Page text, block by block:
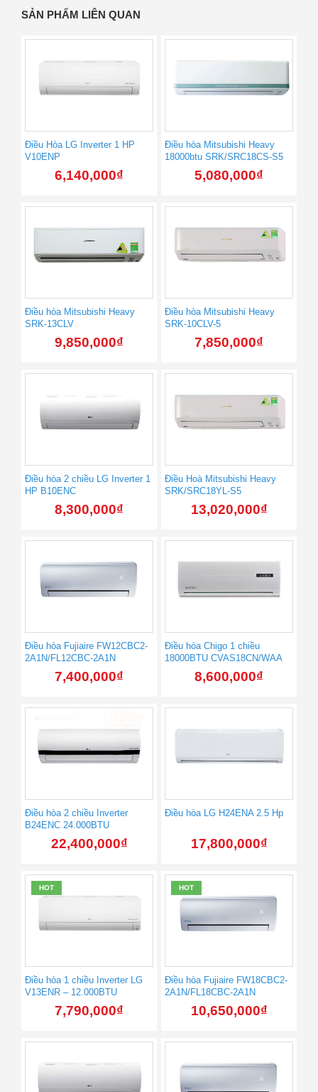
SẢN PHẨM LIÊN QUAN
Điều Hòa LG Inverter 1 HP
V10ENP
6,140,000₫
Điều hòa Mitsubishi Heavy
18000btu SRK/SRC18CS-S5
5,080,000₫
Điều hòa Mitsubishi Heavy
SRK-13CLV
9,850,000₫
Điều hòa Mitsubishi Heavy
SRK-10CLV-5
7,850,000₫
Điều hòa 2 chiều LG Inverter 1
HP B10ENC
8,300,000₫
Điều Hoà Mitsubishi Heavy
SRK/SRC18YL-S5
13,020,000₫
Điều hòa Fujiaire FW12CBC2-
2A1N/FL12CBC-2A1N
7,400,000₫
Điều hòa Chigo 1 chiều
18000BTU CVAS18CN/WAA
8,600,000₫
Điều hòa 2 chiều Inverter
B24ENC 24.000BTU
22,400,000₫
Điều hòa LG H24ENA 2.5 Hp
17,800,000₫
HOT
Điều hòa 1 chiều Inverter LG
V13ENR – 12.000BTU
7,790,000₫
HOT
Điều hòa Fujiaire FW18CBC2-
2A1N/FL18CBC-2A1N
10,650,000₫